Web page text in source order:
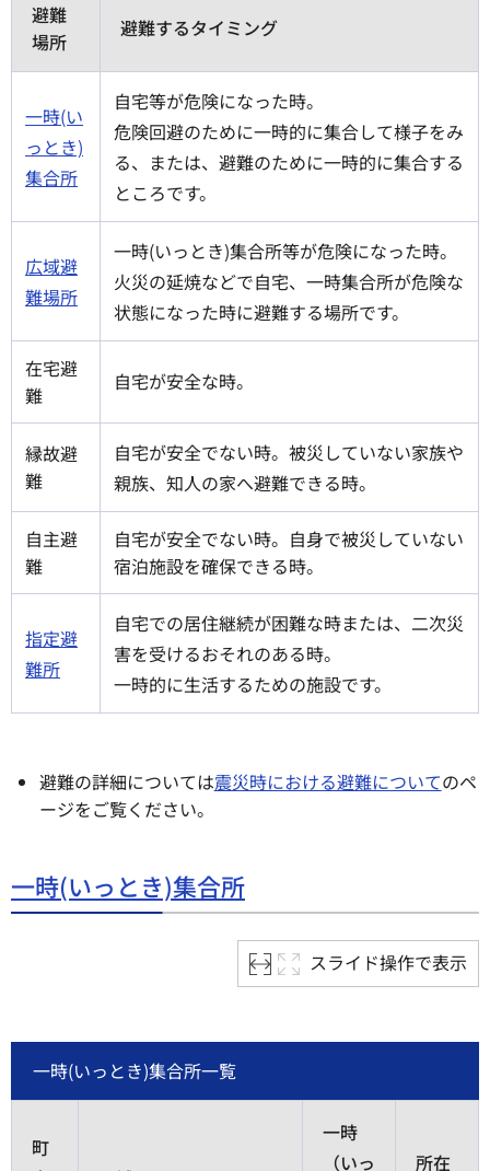
避難
場所
避難するタイミング
一時(い
っとき)
集合所
自宅等が危険になった時。
危険回避のために一時的に集合して様子をみ
る、または、避難のために一時的に集合する
ところです。
広域避
難場所
一時(いっとき)集合所等が危険になった時。
火災の延焼などで自宅、一時集合所が危険な
状態になった時に避難する場所です。
在宅避
難
自宅が安全な時。
縁故避
難
自宅が安全でない時。被災していない家族や
親族、知人の家へ避難できる時。
自主避
難
自宅が安全でない時。自身で被災していない
宿泊施設を確保できる時。
指定避
難所
自宅での居住継続が困難な時または、二次災
害を受けるおそれのある時。
一時的に生活するための施設です。
避難の詳細については震災時における避難についてのペ
ージをご覧ください。
一時(いっとき)集合所
スライド操作で表示
一時(いっとき)集合所一覧
町
一時
（いっ
所在